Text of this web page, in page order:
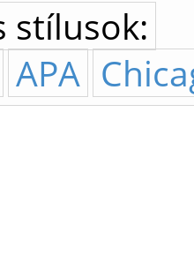
stílusok:
APA